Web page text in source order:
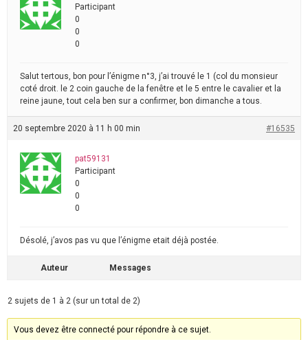
Participant
0
0
0
Salut tertous, bon pour l’énigme n°3, j’ai trouvé le 1 (col du monsieur
coté droit. le 2 coin gauche de la fenêtre et le 5 entre le cavalier et la
reine jaune, tout cela ben sur a confirmer, bon dimanche a tous.
20 septembre 2020 à 11 h 00 min #16535
pat59131
Participant
0
0
0
Désolé, j’avos pas vu que l’énigme etait déjà postée.
Auteur Messages
2 sujets de 1 à 2 (sur un total de 2)
Vous devez être connecté pour répondre à ce sujet.